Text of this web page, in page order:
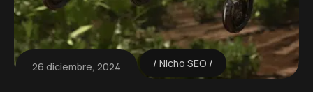
26 diciembre, 2024 Nicho SEO